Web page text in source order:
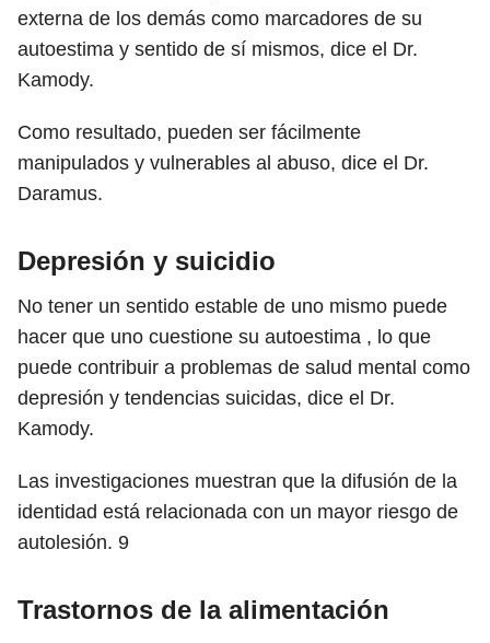
externa de los demás como marcadores de su
autoestima y sentido de sí mismos, dice el Dr.
Kamody.
Como resultado, pueden ser fácilmente
manipulados y vulnerables al abuso, dice el Dr.
Daramus.
Depresión y suicidio
No tener un sentido estable de uno mismo puede
hacer que uno cuestione su autoestima , lo que
puede contribuir a problemas de salud mental como
depresión y tendencias suicidas, dice el Dr.
Kamody.
Las investigaciones muestran que la difusión de la
identidad está relacionada con un mayor riesgo de
autolesión. 9
Trastornos de la alimentación